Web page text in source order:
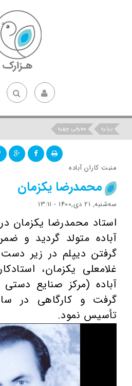
پرتره معرفی چهره
منبت کاران آباده
محمدرضا یکزمان
ﺳﻪشنبه, 21 دی,1400 - 13:11
آباده متولد گردید و
گرفتن دیپلم در زیر
غلامعلی یکزمان،
آباده (مرکز صنایع دستی
تأسيس نمود.